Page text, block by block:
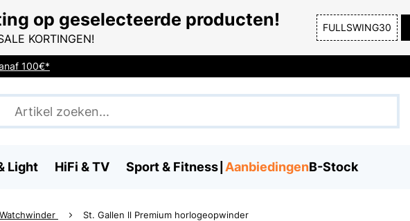
op geselecteerde producten!
KORTINGEN!
FULLSWING30
100€*
Light HiFi & TV Sport & Fitness AanbiedingenB-Stock
Watchwinder St. Gallen ll Premium horlogeopwinder